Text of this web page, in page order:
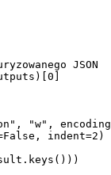
JSON
"w",
indent=2)